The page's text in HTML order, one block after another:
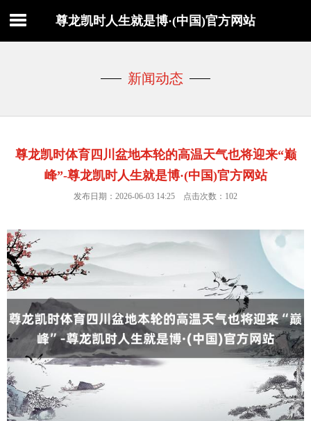
尊龙凯时人生就是博·(中国)官方网站
新闻动态
尊龙凯时体育四川盆地本轮的高温天气也将迎来“巅
峰”-尊龙凯时人生就是博·(中国)官方网站
发布日期：2026-06-03 14:25 点击次数：102